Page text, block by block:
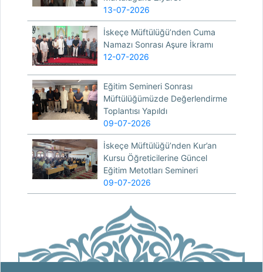
13-07-2026
İskeçe Müftülüğü’nden Cuma
Namazı Sonrası Aşure İkramı
12-07-2026
Eğitim Semineri Sonrası
Müftülüğümüzde Değerlendirme
Toplantısı Yapıldı
09-07-2026
İskeçe Müftülüğü’nden Kur’an
Kursu Öğreticilerine Güncel
Eğitim Metotları Semineri
09-07-2026